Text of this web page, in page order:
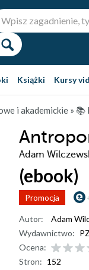
Książki Kursy
i akademickie » 📚
Adam
(ebook)
Promocja
Autor:
Adam
Wydawnictwo:
Ocena:
Stron: 152